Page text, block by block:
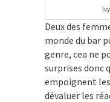
Deux des
monde du bar
genre, cea ne
surprises donc
empoignent
dévaluer les